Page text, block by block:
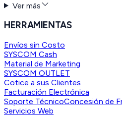
Ver más
HERRAMIENTAS
Envíos sin Costo
SYSCOM Cash
Material de Marketing
SYSCOM OUTLET
Cotice a sus Clientes
Facturación Electrónica
Soporte TécnicoConcesión de
Servicios Web